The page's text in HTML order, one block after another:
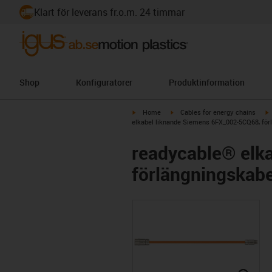
Klart för leverans fr.o.m. 24 timmar
Shop Konfiguratorer Produktinformation
igus-icon-arrow-right
Home igus-icon-arrow-right
Cables for energy chains
elkabel liknande Siemens 6FX_002-5CQ68,
readycable®